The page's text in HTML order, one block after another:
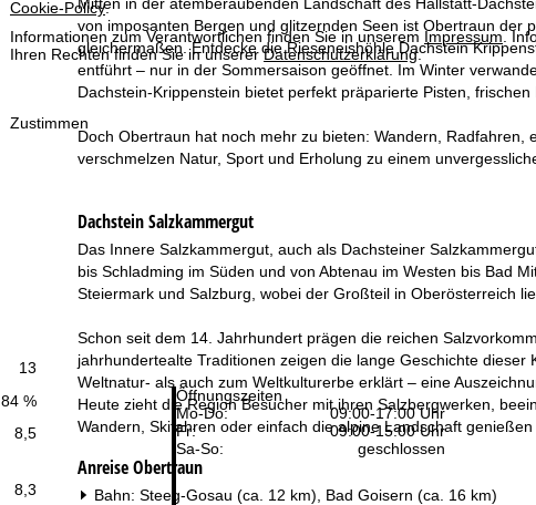
Cookie-Policy.
Informationen zum Verantwortlichen finden Sie in unserem Impressum.
Ihren Rechten finden Sie in unsererDatenschutzerklärung.
Zustimmen
Öffnungszeiten
Mo-Do:
09:00-17:00 Uhr
Fr:
09:00-15:00 Uhr
Sa-So:
geschlossen
13
84 %
8,5
8,3
t
s
e
t
e
von imposanten Bergen und glitzernden Seen ist Obertraun der
gleichermaßen. Entdecke die Rieseneishöhle Dachstein
entführt – nur in der Sommersaison geöffnet. Im Winter
Dachstein-Krippenstein bietet perfekt präparierte Pisten,
Doch Obertraun hat noch mehr zu bieten: Wandern,
verschmelzen Natur, Sport und Erholung zu einem
Dachstein Salzkammergut
Das Innere Salzkammergut, auch als Dachsteiner
bis Schladming im Süden und von Abtenau im Westen bis Bad
Steiermark und Salzburg, wobei der Großteil in Oberösterreich
Schon seit dem 14. Jahrhundert prägen die reichen
jahrhundertealte Traditionen zeigen die lange Geschichte
Weltnatur- als auch zum Weltkulturerbe erklärt – eine
Heute zieht die Region Besucher mit ihren Salzbergwerken,
Wandern, Skifahren oder einfach die alpine Landschaft
Anreise Obertraun
Bahn: Steeg-Gosau (ca. 12 km), Bad Goisern (ca. 16 km)